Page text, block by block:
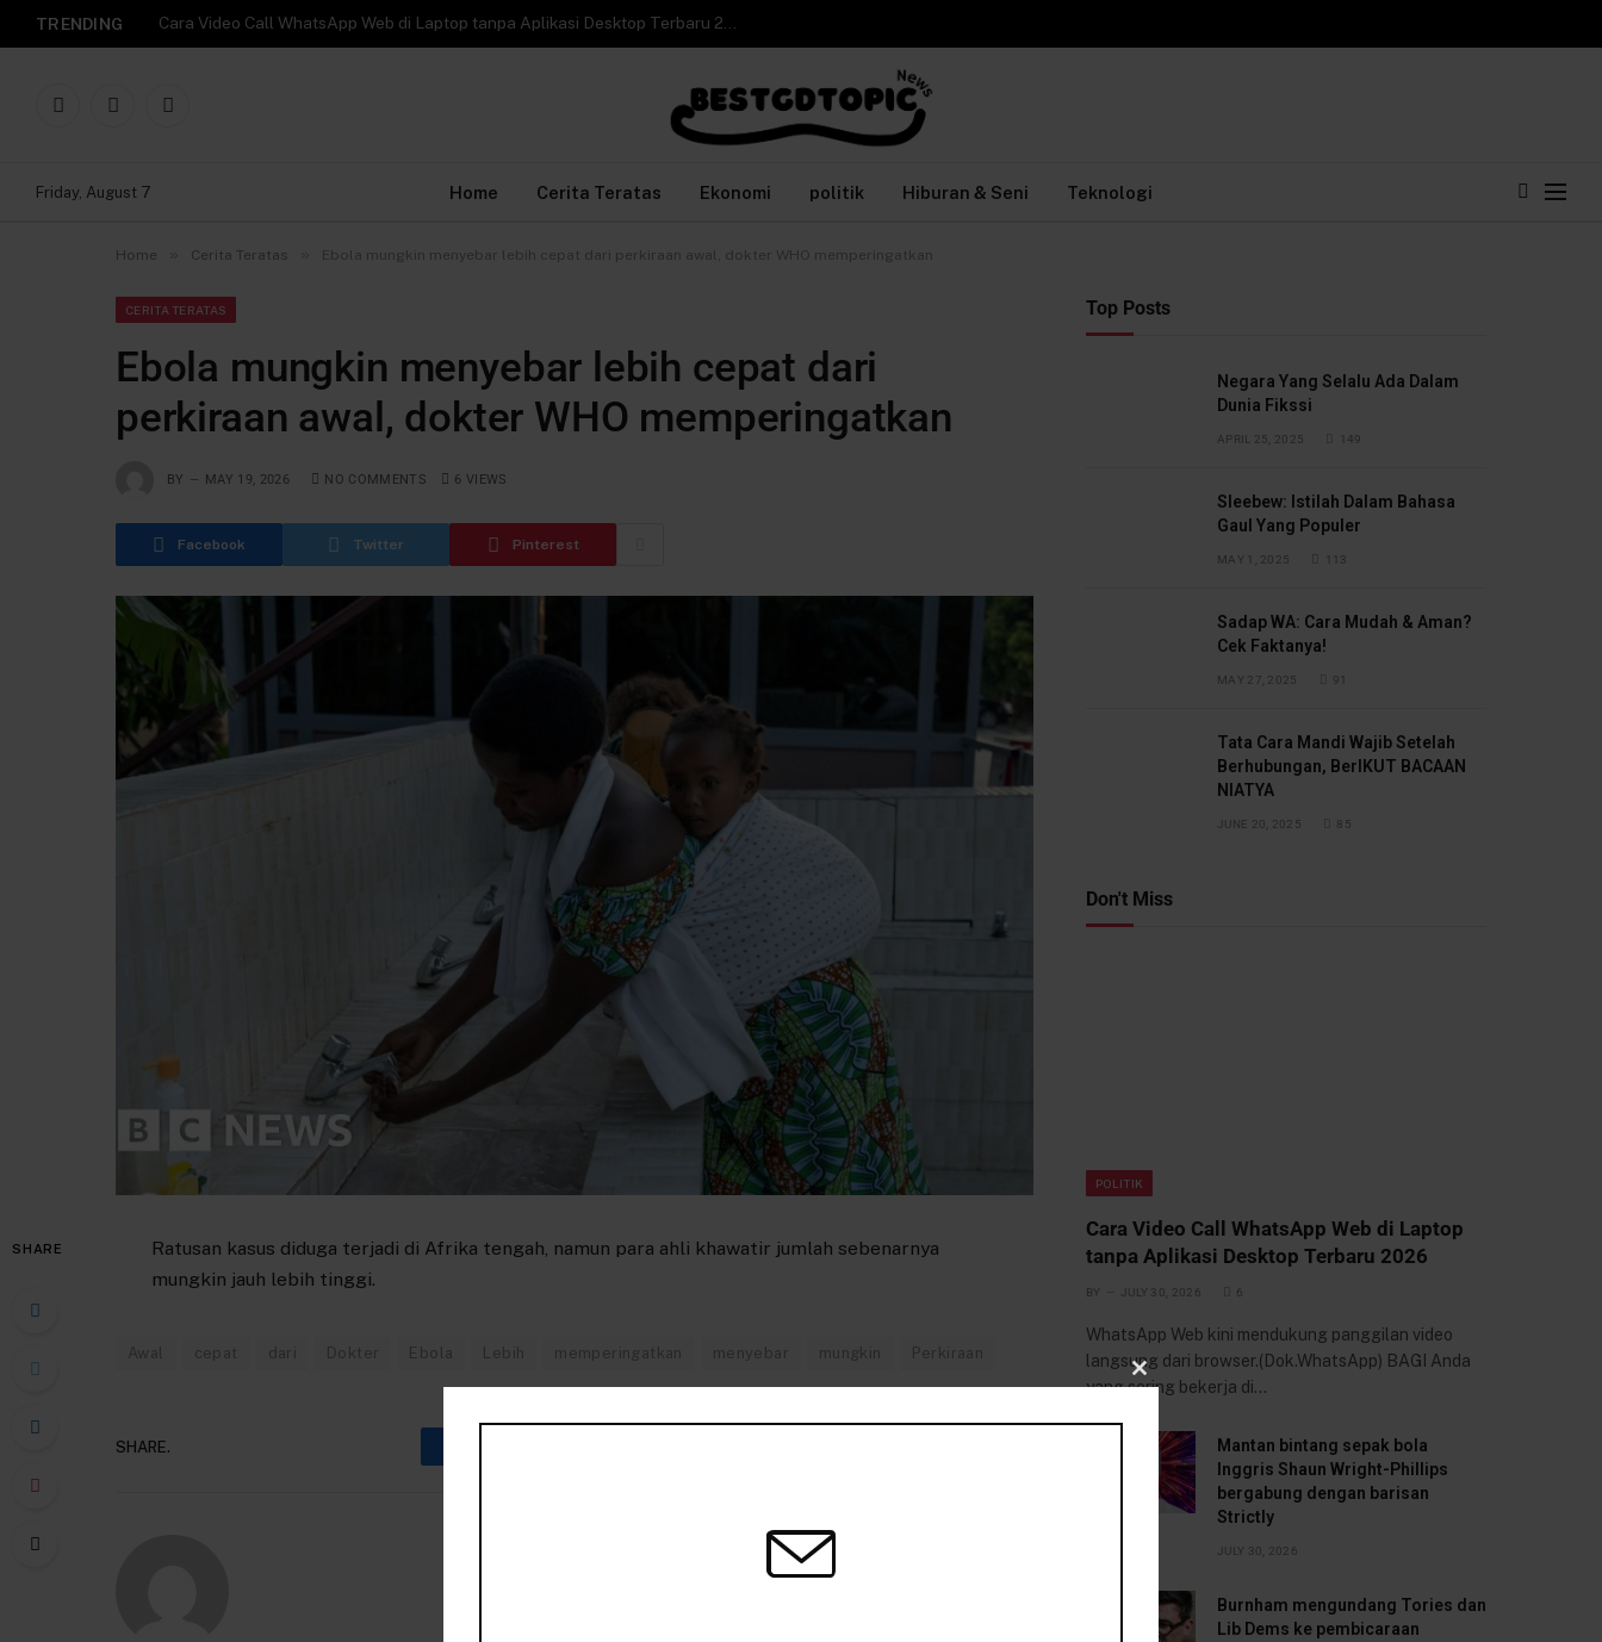
TRENDING Cara Video Call WhatsApp Web di Laptop tanpa Aplikasi Desktop Terbaru 2026
Facebook
X
Instagram
Friday, August 7 Home Cerita Teratas Ekonomi politik Hiburan & Seni Teknologi
Home Cerita Teratas Ebola mungkin menyebar lebih cepat dari perkiraan awal, dokter WHO memperingatkan
CERITA TERATAS
Ebola mungkin menyebar lebih cepat dari
perkiraan awal, dokter WHO memperingatkan
BY MAY 19, 2026 NO COMMENTS 6 VIEWS
Facebook Twitter Pinterest
SHARE
Ratusan kasus diduga terjadi di Afrika tengah, namun para ahli khawatir jumlah sebenarnya
mungkin jauh lebih tinggi.
Awal cepat dari Dokter Ebola Lebih memperingatkan menyebar mungkin Perkiraan
SHARE.
Top Posts
Negara Yang Selalu Ada Dalam
Dunia Fikssi
APRIL 25, 2025 149
Sleebew: Istilah Dalam Bahasa
Gaul Yang Populer
MAY 1, 2025 113
Sadap WA: Cara Mudah & Aman?
Cek Faktanya!
MAY 27, 2025 91
Tata Cara Mandi Wajib Setelah
Berhubungan, BerIKUT BACAAN
NIATYA
JUNE 20, 2025 85
Don't Miss
POLITIK
Cara Video Call WhatsApp Web di Laptop
tanpa Aplikasi Desktop Terbaru 2026
BY JULY 30, 2026 6
WhatsApp Web kini mendukung panggilan video
langsung dari browser.(Dok.WhatsApp) BAGI Anda
yang sering bekerja di…
Mantan bintang sepak bola
Inggris Shaun Wright-Phillips
bergabung dengan barisan
Strictly
JULY 30, 2026
Burnham mengundang Tories dan
Lib Dems ke pembicaraan
CLOSE
THIS
MODULE